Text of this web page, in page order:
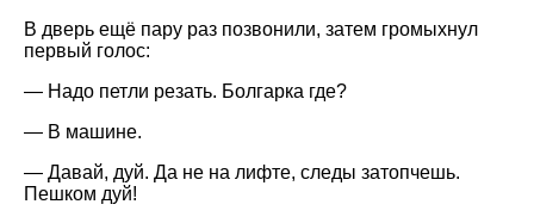
В дверь ещё пару раз позвонили, затем громыхнул
первый голос:
— Надо петли резать. Болгарка где?
— В машине.
— Давай, дуй. Да не на лифте, следы затопчешь.
Пешком дуй!